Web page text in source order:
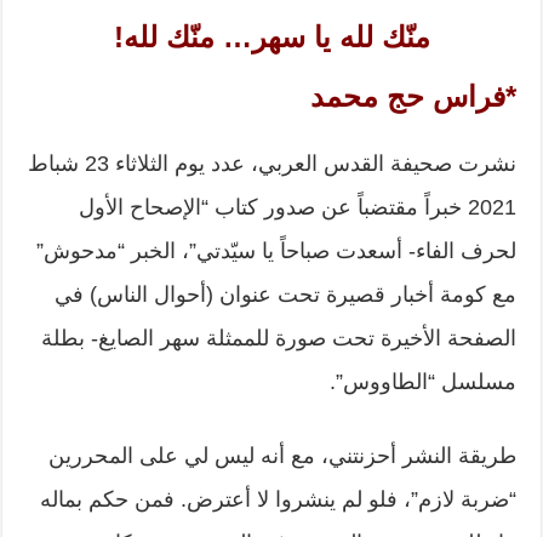
منّك لله يا سهر… منّك لله!
*فراس حج محمد
نشرت صحيفة القدس العربي، عدد يوم الثلاثاء 23 شباط
2021 خبراً مقتضباً عن صدور كتاب “الإصحاح الأول
لحرف الفاء- أسعدت صباحاً يا سيّدتي”، الخبر “مدحوش”
مع كومة أخبار قصيرة تحت عنوان (أحوال الناس) في
الصفحة الأخيرة تحت صورة للممثلة سهر الصايغ- بطلة
مسلسل “الطاووس”.
طريقة النشر أحزنتني، مع أنه ليس لي على المحررين
“ضربة لازم”، فلو لم ينشروا لا أعترض. فمن حكم بماله